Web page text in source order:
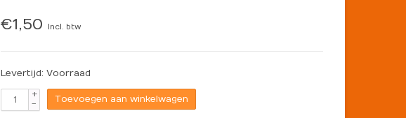
€1,50 Incl. btw
Levertijd: Voorraad
+
-
Toevoegen aan winkelwagen